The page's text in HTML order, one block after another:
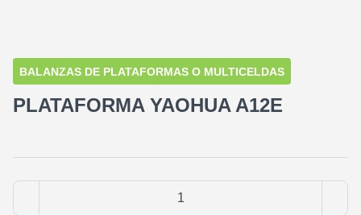
BALANZAS DE PLATAFORMAS O MULTICELDAS
PLATAFORMA YAOHUA A12E